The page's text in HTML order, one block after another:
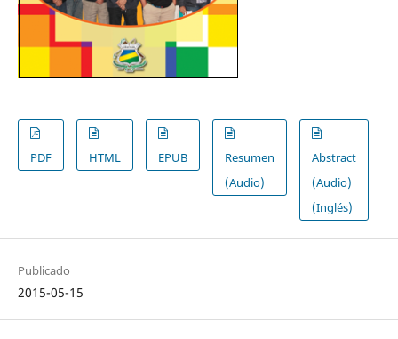
PDF HTML EPUB
Resumen
(Audio)
Abstract
(Audio)
(Inglés)
Publicado
2015-05-15